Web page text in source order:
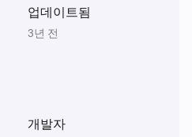
업데이트됨
3년 전
개발자